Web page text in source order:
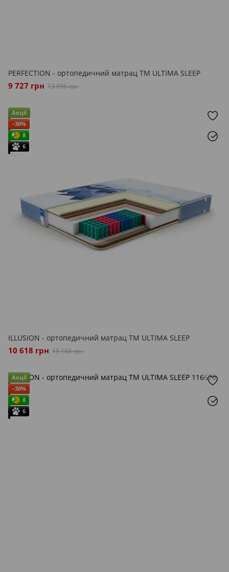
PERFECTION - ортопедичний матрац ТМ ULTIMA SLEEP
9 727 грн 13 896 грн
Акції
−30%
8
6
ILLUSION - ортопедичний матрац ТМ ULTIMA SLEEP
10 618 грн 15 168 грн
Акції
−30%
8
6